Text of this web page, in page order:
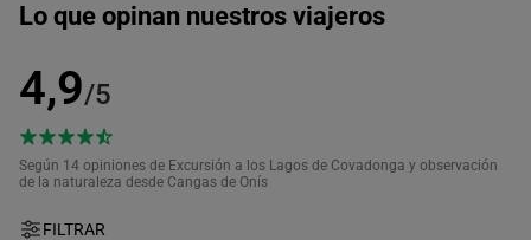
Lo que opinan nuestros viajeros
4,9/5
Según 14 opiniones de Excursión a los Lagos de Covadonga y observación
de la naturaleza desde Cangas de Onís
FILTRAR